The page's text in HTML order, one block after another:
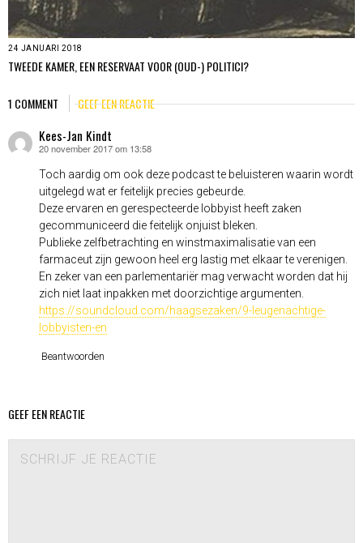
24 JANUARI 2018
TWEEDE KAMER, EEN RESERVAAT VOOR (OUD-) POLITICI?
1 COMMENT GEEF EEN REACTIE
Kees-Jan Kindt
schreef:
20 november 2017 om 13:58
Toch aardig om ook deze podcast te beluisteren waarin wordt
uitgelegd wat er feitelijk precies gebeurde.
Deze ervaren en gerespecteerde lobbyist heeft zaken
gecommuniceerd die feitelijk onjuist bleken.
Publieke zelfbetrachting en winstmaximalisatie van een
farmaceut zijn gewoon heel erg lastig met elkaar te verenigen.
En zeker van een parlementariër mag verwacht worden dat hij
zich niet laat inpakken met doorzichtige argumenten.
https://soundcloud.com/haagsezaken/9-leugenachtige-
lobbyisten-en
Beantwoorden
GEEF EEN REACTIE